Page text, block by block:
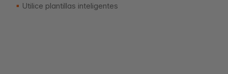
Utilice plantillas inteligentes